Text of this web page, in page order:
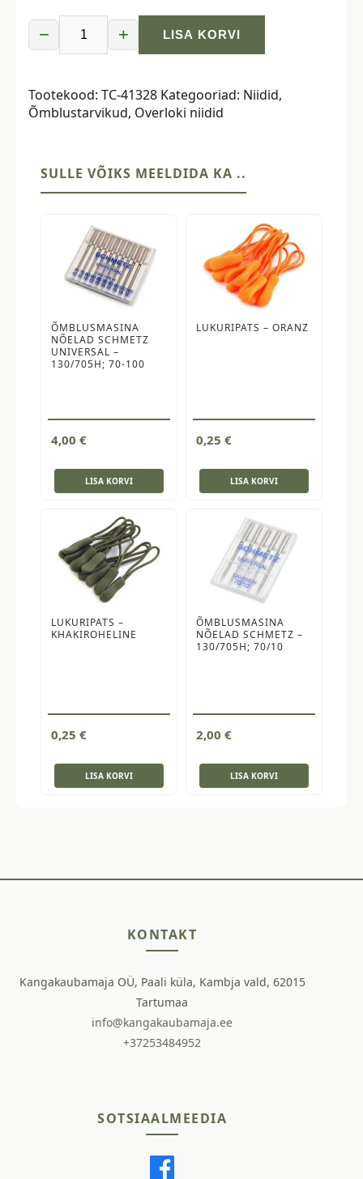
−
tume
fuksiaroosa
+ LISA KORVI
Tootekood: TC-41328 Kategooriad: Niidid,
Õmblustarvikud, Overloki niidid
SULLE VÕIKS MEELDIDA KA ..
ÕMBLUSMASINA
NÕELAD SCHMETZ
UNIVERSAL –
130/705H; 70-100
4,00 €
LISA KORVI
LUKURIPATS – ORANZ
0,25 €
LISA KORVI
LUKURIPATS –
KHAKIROHELINE
0,25 €
LISA KORVI
ÕMBLUSMASINA
NÕELAD SCHMETZ –
130/705H; 70/10
2,00 €
LISA KORVI
KONTAKT
Kangakaubamaja OÜ, Paali küla, Kambja vald, 62015
Tartumaa
info@kangakaubamaja.ee
+37253484952
SOTSIAALMEEDIA